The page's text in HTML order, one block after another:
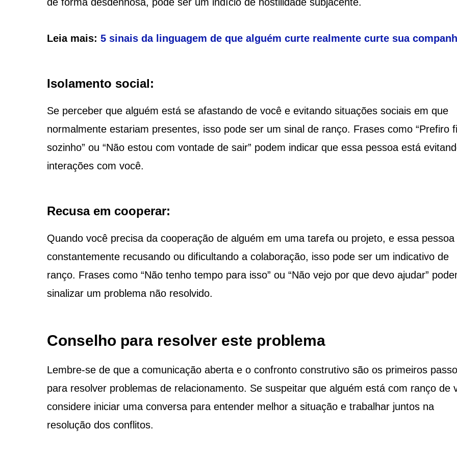
Leia mais: 5 sinais da linguagem de que alguém curte realmente curte sua
Isolamento social:
Se perceber que alguém está se afastando de você e evitando situações sociais em que
normalmente estariam presentes, isso pode ser um sinal de ranço. Frases como “Prefiro
sozinho” ou “Não estou com vontade de sair” podem indicar que essa pessoa está
interações com você.
Recusa em cooperar:
Quando você precisa da cooperação de alguém em uma tarefa ou projeto, e essa pessoa
constantemente recusando ou dificultando a colaboração, isso pode ser um indicativo de
ranço. Frases como “Não tenho tempo para isso” ou “Não vejo por que devo ajudar”
sinalizar um problema não resolvido.
Conselho para resolver este problema
Lembre-se de que a comunicação aberta e o confronto construtivo são os primeiros
para resolver problemas de relacionamento. Se suspeitar que alguém está com ranço de
considere iniciar uma conversa para entender melhor a situação e trabalhar juntos na
resolução dos conflitos.